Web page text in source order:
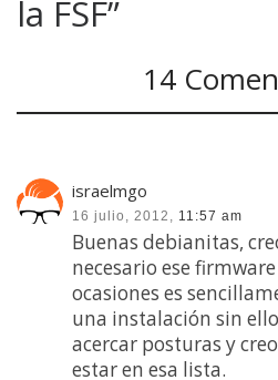
la FSF”
14
israelmgo
16 julio, 2012, 11:57 am
Buenas debianitas,
necesario ese
ocasiones es
una instalación sin
acercar posturas y
estar en esa lista.